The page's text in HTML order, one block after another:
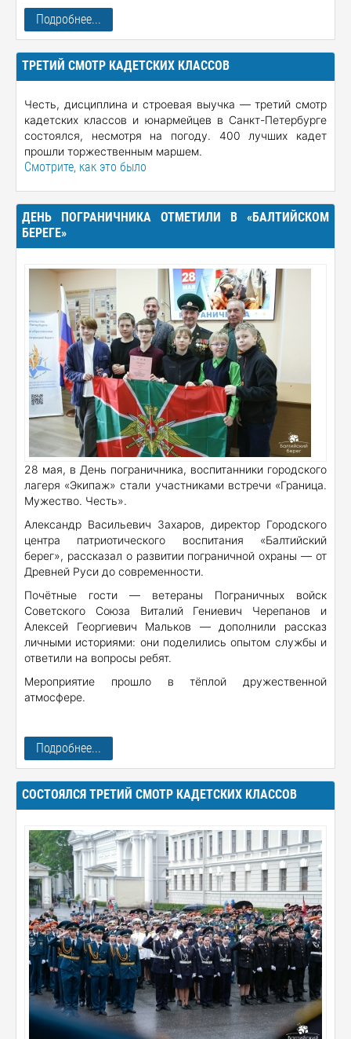
Подробнее...
ТРЕТИЙ СМОТР КАДЕТСКИХ КЛАССОВ
Честь, дисциплина и строевая выучка — третий смотр
кадетских классов и юнармейцев в Санкт-Петербурге
состоялся, несмотря на погоду. 400 лучших кадет
прошли торжественным маршем.
Смотрите, как это было
ДЕНЬ ПОГРАНИЧНИКА ОТМЕТИЛИ В «БАЛТИЙСКОМ
БЕРЕГЕ»
28 мая, в День пограничника, воспитанники городского
лагеря «Экипаж» стали участниками встречи «Граница.
Мужество. Честь».
Александр Васильевич Захаров, директор Городского
центра патриотического воспитания «Балтийский
берег», рассказал о развитии пограничной охраны — от
Древней Руси до современности.
Почётные гости — ветераны Пограничных войск
Советского Союза Виталий Гениевич Черепанов и
Алексей Георгиевич Мальков — дополнили рассказ
личными историями: они поделились опытом службы и
ответили на вопросы ребят.
Мероприятие прошло в тёплой дружественной
атмосфере.
Подробнее...
СОСТОЯЛСЯ ТРЕТИЙ СМОТР КАДЕТСКИХ КЛАССОВ